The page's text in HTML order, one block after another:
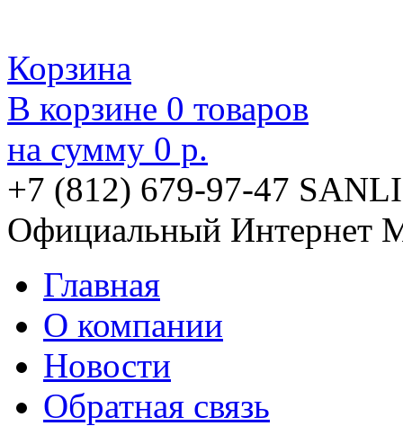
Корзина
В корзине 0 товаров
на сумму 0 р.
+7 (812) 679-97-47
Официальный Интернет
Главная
О компании
Новости
Обратная связь